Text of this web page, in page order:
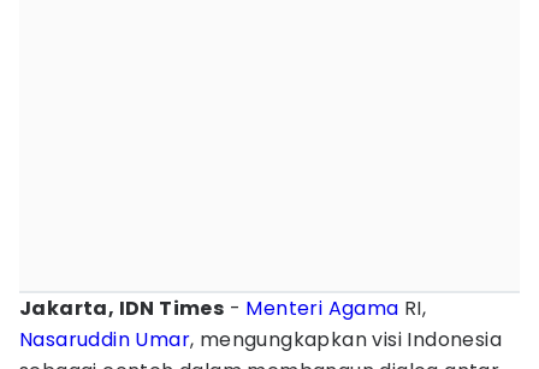
Jakarta, IDN Times - Menteri Agama RI,
Nasaruddin Umar, mengungkapkan visi Indonesia